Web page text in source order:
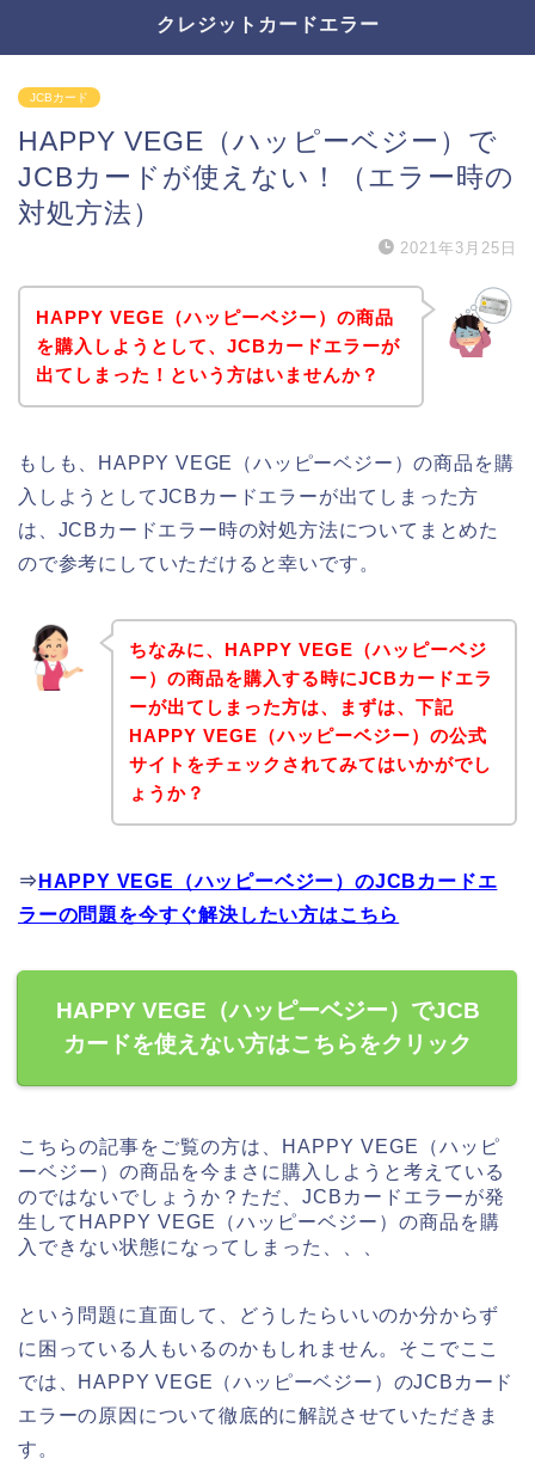
クレジットカードエラー
JCBカード
HAPPY VEGE（ハッピーベジー）で
JCBカードが使えない！（エラー時の
対処方法）
2021年3月25日
HAPPY VEGE（ハッピーベジー）の商品
を購入しようとして、JCBカードエラーが
出てしまった！という方はいませんか？
もしも、HAPPY VEGE（ハッピーベジー）の商品を購
入しようとしてJCBカードエラーが出てしまった方
は、JCBカードエラー時の対処方法についてまとめた
ので参考にしていただけると幸いです。
ちなみに、HAPPY VEGE（ハッピーベジ
ー）の商品を購入する時にJCBカードエラ
ーが出てしまった方は、まずは、下記
HAPPY VEGE（ハッピーベジー）の公式
サイトをチェックされてみてはいかがでし
ょうか？
⇒ HAPPY VEGE（ハッピーベジー）のJCBカードエ
ラーの問題を今すぐ解決したい方はこちら
HAPPY VEGE（ハッピーベジー）でJCB
カードを使えない方はこちらをクリック
こちらの記事をご覧の方は、HAPPY VEGE（ハッピ
ーベジー）の商品を今まさに購入しようと考えている
のではないでしょうか？ただ、JCBカードエラーが発
生してHAPPY VEGE（ハッピーベジー）の商品を購
入できない状態になってしまった、、、
という問題に直面して、どうしたらいいのか分からず
に困っている人もいるのかもしれません。そこでここ
では、HAPPY VEGE（ハッピーベジー）のJCBカード
エラーの原因について徹底的に解説させていただきま
す。